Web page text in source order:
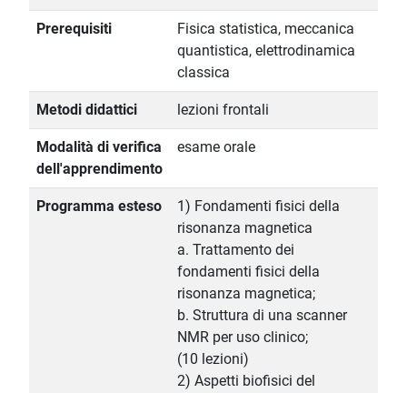
Prerequisiti
Fisica statistica, meccanica
quantistica, elettrodinamica
classica
Metodi didattici lezioni frontali
Modalità di verifica
dell'apprendimento
esame orale
Programma esteso
1) Fondamenti fisici della
risonanza magnetica
a. Trattamento dei
fondamenti fisici della
risonanza magnetica;
b. Struttura di una scanner
NMR per uso clinico;
(10 lezioni)
2) Aspetti biofisici del